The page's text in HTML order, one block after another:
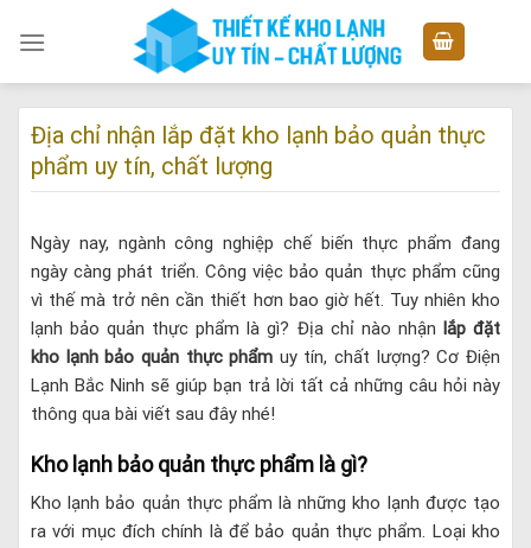
Địa chỉ nhận lắp đặt kho lạnh bảo quản thực
phẩm uy tín, chất lượng
Ngày nay, ngành công nghiệp chế biến thực phẩm đang
ngày càng phát triển. Công việc bảo quản thực phẩm cũng
vì thế mà trở nên cần thiết hơn bao giờ hết. Tuy nhiên kho
lạnh bảo quản thực phẩm là gì? Địa chỉ nào nhận lắp đặt
kho lạnh bảo quản thực phẩm uy tín, chất lượng? Cơ Điện
Lạnh Bắc Ninh sẽ giúp bạn trả lời tất cả những câu hỏi này
thông qua bài viết sau đây nhé!
Kho lạnh bảo quản thực phẩm là gì?
Kho lạnh bảo quản thực phẩm là những kho lạnh được tạo
ra với mục đích chính là để bảo quản thực phẩm. Loại kho